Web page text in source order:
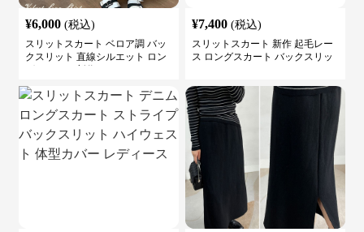
¥6,000 (税込)
スリットスカート ベロア調 バッ
クスリット 直線シルエット ロン
¥7,400 (税込)
スリットスカート 新作 起毛レー
ス ロングスカート バックスリッ